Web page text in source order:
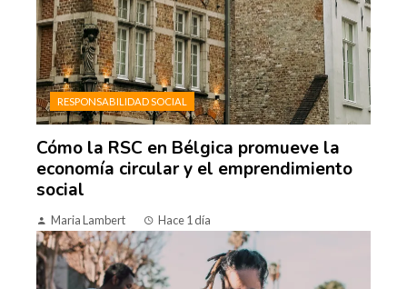
RESPONSABILIDAD SOCIAL
Cómo la RSC en Bélgica promueve la
economía circular y el emprendimiento
social
Maria Lambert Hace 1 día